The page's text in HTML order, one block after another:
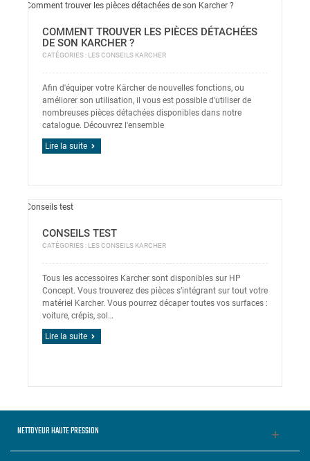
COMMENT TROUVER LES PIÈCES DÉTACHÉES
DE SON KARCHER ?
CATÉGORIES : LES CONSEILS KARCHER
Afin d'équiper votre Kärcher de nouvelles fonctions, ou
améliorer son utilisation, il vous est possible d'utiliser de
nombreuses pièces détachées disponibles dans notre
catalogue. Découvrez l'ensemble
Lire la suite
CONSEILS TEST
CATÉGORIES : LES CONSEILS KARCHER
Tous les accessoires Karcher sont disponibles sur HP
Concept. Vous trouverez des pièces s’intégrant sur tout votre
matériel Karcher. Vous pourrez décaper toutes vos surfaces :
voiture, crépis, sol…
Lire la suite
NETTOYEUR HAUTE PRESSION